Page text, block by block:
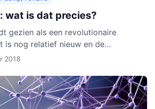
wat is dat precies?
gezien als een revolutionaire
is nog relatief nieuw en de
het zich de komende jaren verder
2018